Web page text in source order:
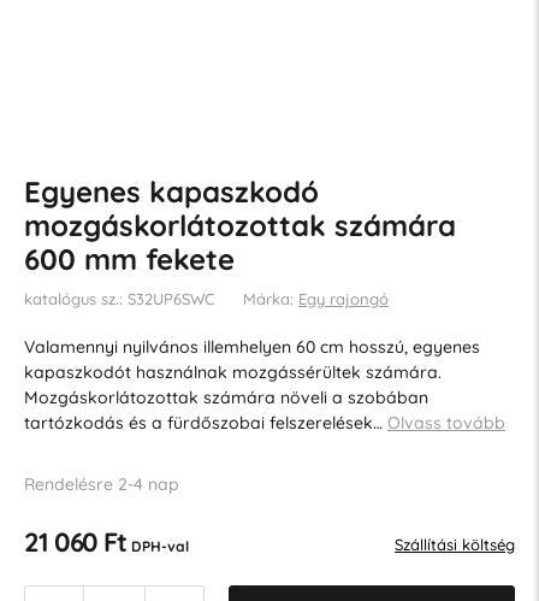
Egyenes kapaszkodó
mozgáskorlátozottak számára
600 mm fekete
katalógus sz.: S32UP6SWC Márka: Egy rajongó
Valamennyi nyilvános illemhelyen 60 cm hosszú, egyenes
kapaszkodót használnak mozgássérültek számára.
Mozgáskorlátozottak számára növeli a szobában
tartózkodás és a fürdőszobai felszerelések… Olvass tovább
Rendelésre 2-4 nap
21 060 Ft DPH-val Szállítási költség